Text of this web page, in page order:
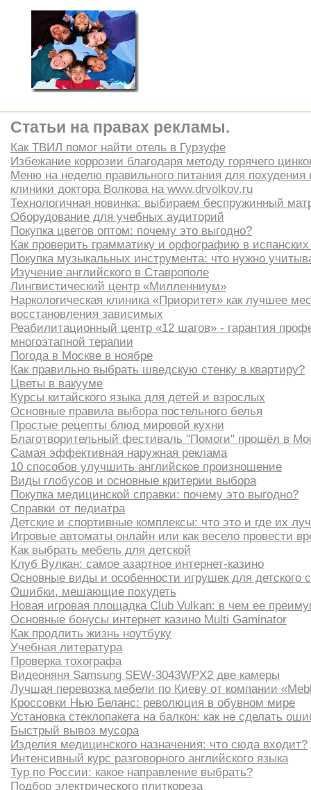
Статьи на правах рекламы.
Как ТВИЛ помог найти отель в Гурзуфе
Избежание коррозии благодаря методу горячего
Меню на неделю правильного питания для похудения
клиники доктора Волкова на www.drvolkov.ru
Технологичная новинка: выбираем беспружинный
Оборудование для учебных аудиторий
Покупка цветов оптом: почему это выгодно?
Как проверить грамматику и орфографию в испанских
Покупка музыкальных инструмента: что нужно
Изучение английского в Ставрополе
Лингвистический центр «Милленниум»
Наркологическая клиника «Приоритет» как лучшее
восстановления зависимых
Реабилитационный центр «12 шагов» - гарантия
многоэтапной терапии
Погода в Москве в ноябре
Как правильно выбрать шведскую стенку в квартиру?
Цветы в вакууме
Курсы китайского языка для детей и взрослых
Основные правила выбора постельного белья
Простые рецепты блюд мировой кухни
Благотворительный фестиваль "Помоги" прошёл в
Самая эффективная наружная реклама
10 способов улучшить английское произношение
Виды глобусов и основные критерии выбора
Покупка медицинской справки: почему это выгодно?
Справки от педиатра
Детские и спортивные комплексы: что это и где их
Игровые автоматы онлайн или как весело провести
Как выбрать мебель для детской
Клуб Вулкан: самое азартное интернет-казино
Основные виды и особенности игрушек для детского
Ошибки, мешающие похудеть
Новая игровая площадка Club Vulkan: в чем ее
Основные бонусы интернет казино Multi Gaminator
Как продлить жизнь ноутбуку
Учебная литература
Проверка тохографа
Видеоняня Samsung SEW-3043WPX2 две камеры
Лучшая перевозка мебели по Киеву от компании
Кроссовки Нью Беланс: революция в обувном мире
Установка стеклопакета на балкон: как не сделать
Быстрый вывоз мусора
Изделия медицинского назначения: что сюда входит?
Интенсивный курс разговорного английского языка
Тур по России: какое направление выбрать?
Подбор электрического плиткореза